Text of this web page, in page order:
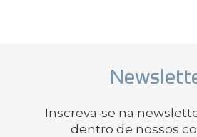
Inscreva-se na
dentro de nossos